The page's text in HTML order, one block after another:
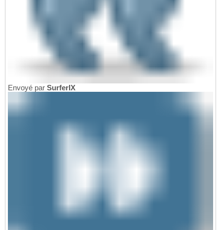
Envoyé par SurferIX